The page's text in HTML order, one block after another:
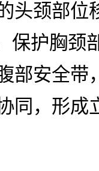
头颈部位
保护胸颈
部安全带
同，形成